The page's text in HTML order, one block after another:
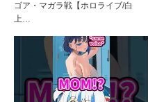
ゴア・マガラ戦【ホロライブ/白
上…